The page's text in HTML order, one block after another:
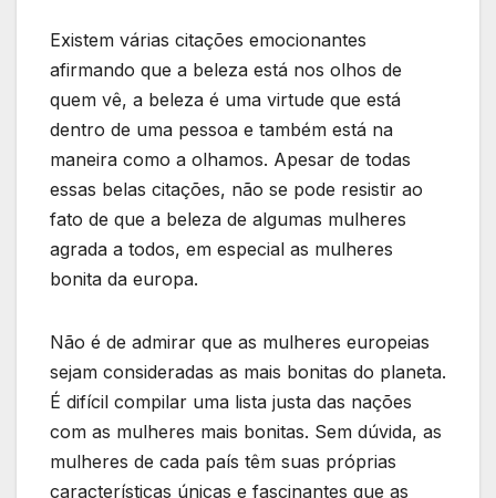
Existem várias citações emocionantes
afirmando que a beleza está nos olhos de
quem vê, a beleza é uma virtude que está
dentro de uma pessoa e também está na
maneira como a olhamos. Apesar de todas
essas belas citações, não se pode resistir ao
fato de que a beleza de algumas mulheres
agrada a todos, em especial as mulheres
bonita da europa.
Não é de admirar que as mulheres europeias
sejam consideradas as mais bonitas do planeta.
É difícil compilar uma lista justa das nações
com as mulheres mais bonitas. Sem dúvida, as
mulheres de cada país têm suas próprias
características únicas e fascinantes que as